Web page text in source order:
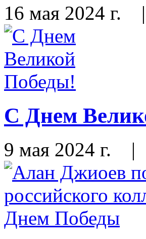
16 мая 2024 г.
С Днем
9 мая 2024 г. |